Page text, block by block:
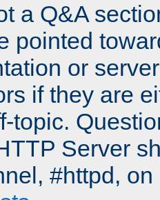
a Q&A
pointed
or
if they are
topic.
Server
#httpd,